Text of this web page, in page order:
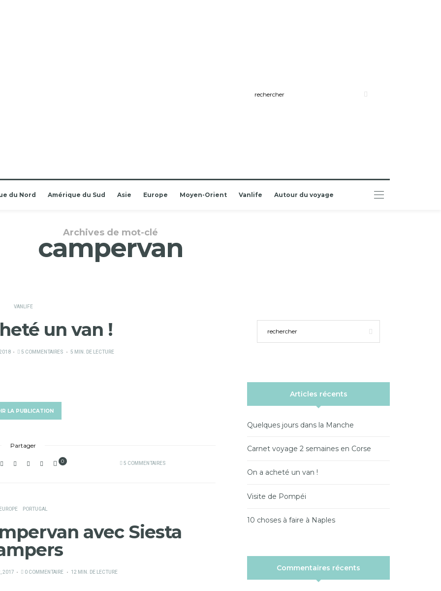
du Nord Amérique du Sud Asie Europe Moyen-Orient Vanlife Autour du voyage
Archives de mot-clé
campervan
VANLIFE
un van !
5 COMMENTAIRES 5 MIN. DE LECTURE
LA PUBLICATION
Partager
0 5 COMMENTAIRES
EUROPE PORTUGAL
avec Siesta
2017 0 COMMENTAIRE 12 MIN. DE LECTURE
Articles récents
Quelques jours dans la Manche
Carnet voyage 2 semaines en Corse
On a acheté un van !
Visite de Pompéi
10 choses à faire à Naples
Commentaires récents